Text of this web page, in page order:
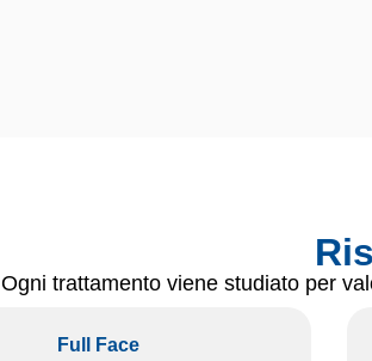
Ogni trattamento viene studiato per
Filler Labbra